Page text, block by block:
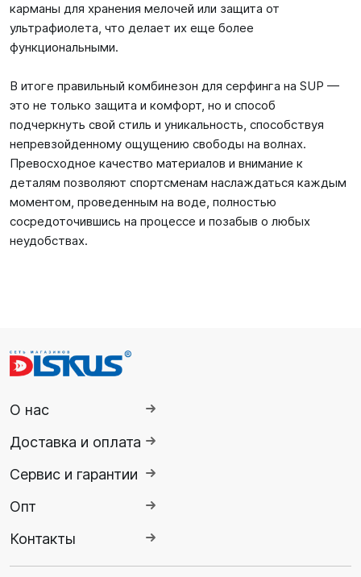
карманы для хранения мелочей или защита от
ультрафиолета, что делает их еще более
функциональными.
В итоге правильный комбинезон для серфинга на SUP —
это не только защита и комфорт, но и способ
подчеркнуть свой стиль и уникальность, способствуя
непревзойденному ощущению свободы на волнах.
Превосходное качество материалов и внимание к
деталям позволяют спортсменам наслаждаться каждым
моментом, проведенным на воде, полностью
сосредоточившись на процессе и позабыв о любых
неудобствах.
О нас
Доставка и оплата
Сервис и гарантии
Опт
Контакты